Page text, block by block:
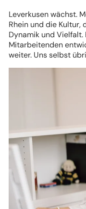
Leverkusen wächst.
Rhein und die Kultur,
Dynamik und
Mitarbeitenden
weiter. Uns selbst